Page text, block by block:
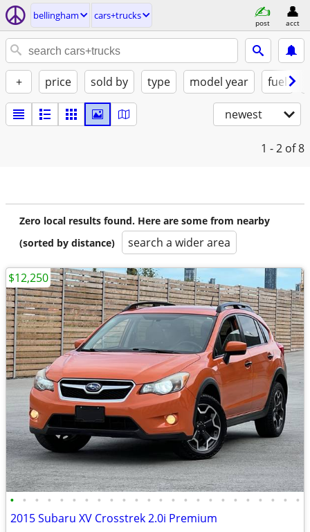
bellingham cars+trucks
post acct
+ price sold by type model year fuel
newest
1 - 2 of 8
Zero local results found. Here are some from nearby
(sorted by distance)
search a wider area
• • • • • • • • • • • • • • • • • • • • • • • •
2015 Subaru XV Crosstrek 2.0i Premium
$12,250